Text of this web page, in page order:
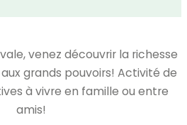
venez découvrir la richesse
grands pouvoirs! Activité de
à vivre en famille ou entre
amis!